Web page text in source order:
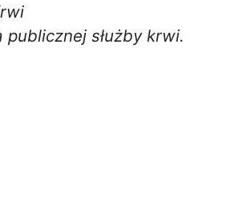
służby krwi.